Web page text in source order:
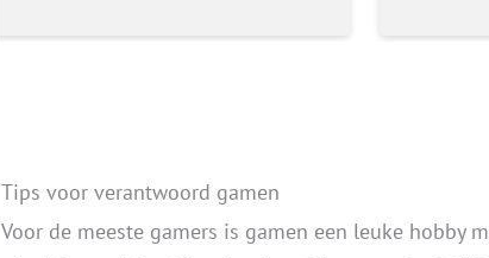
Tips voor verantwoord gamen
Voor de meeste gamers is gamen een leuke hobby